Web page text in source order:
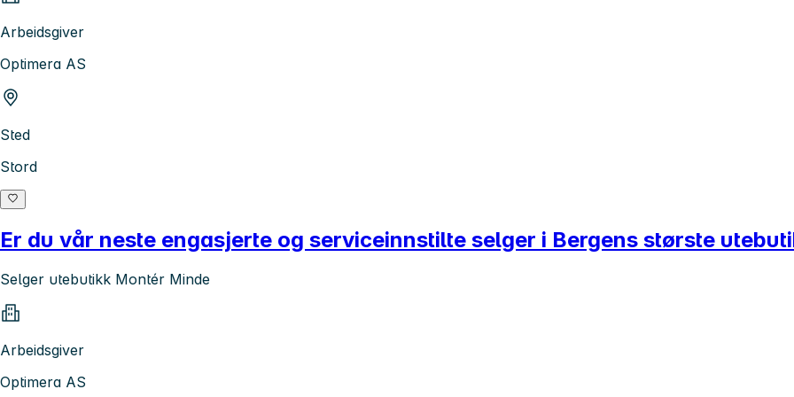
Arbeidsgiver
Optimera AS
Sted
Stord
Er du vår neste engasjerte og serviceinnstilte selger i Bergens største
Selger utebutikk Montér Minde
Arbeidsgiver
Optimera AS